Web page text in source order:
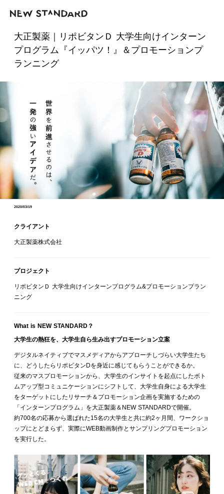
大正製薬｜リポビタンＤ 大学生向けインターン
プログラム『イッパツ！』＆プロモーションプ
ランニング
2020/03/19
クライアント
大正製薬株式会社
プロジェクト
リポビタンＤ 大学生向けインターンプログラム&プロモーションプラン
ニング
What is NEW STANDARD？
大学生の熱狂を、大学生自ら生み出すプロモーション立案
デジタルネイティブでマスメディアからアプローチしづらい大学生たち
に、どうしたらリポビタンDを身近に感じてもらうことができるか。
従来のマスプロモーションから、大学生のインサイトを起点にしたボト
ムアップ型コミュニケーションにシフトして、大学生自身による大学生
をターゲットにしたリサーチ＆プロモーション企画を実施するための
「インターンプログラム」を大正製薬＆NEW STANDARDで開催。
約700名の応募から選ばれた15名の大学生と共に約2ヶ月間、ワークショ
ップにとどまらず、実際にWEB動画制作とサンプリングプロモーション
を実行した。